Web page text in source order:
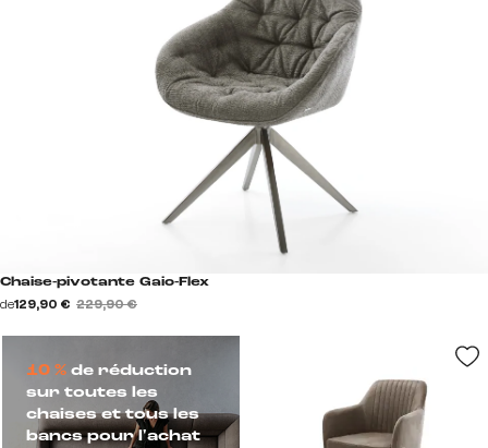
10 %de réduction
sur toutes les
chaises et tous les
bancs pour l'achat
Chaise-pivotante Gaio-Flex
de129,90 € 229,90 €